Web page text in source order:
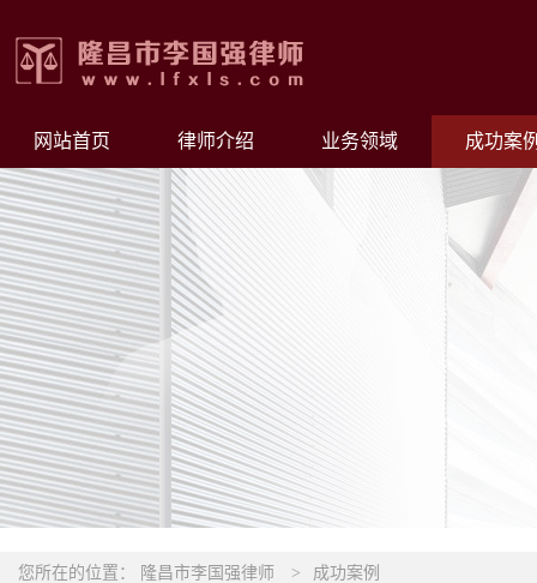
网站首页 律师介绍 业务领域 成功案
您所在的位置： 隆昌市李国强律师 > 成功案例